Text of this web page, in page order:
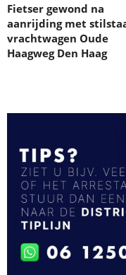
Fietser gewond na
aanrijding met
vrachtwagen Oude
Haagweg Den Haag